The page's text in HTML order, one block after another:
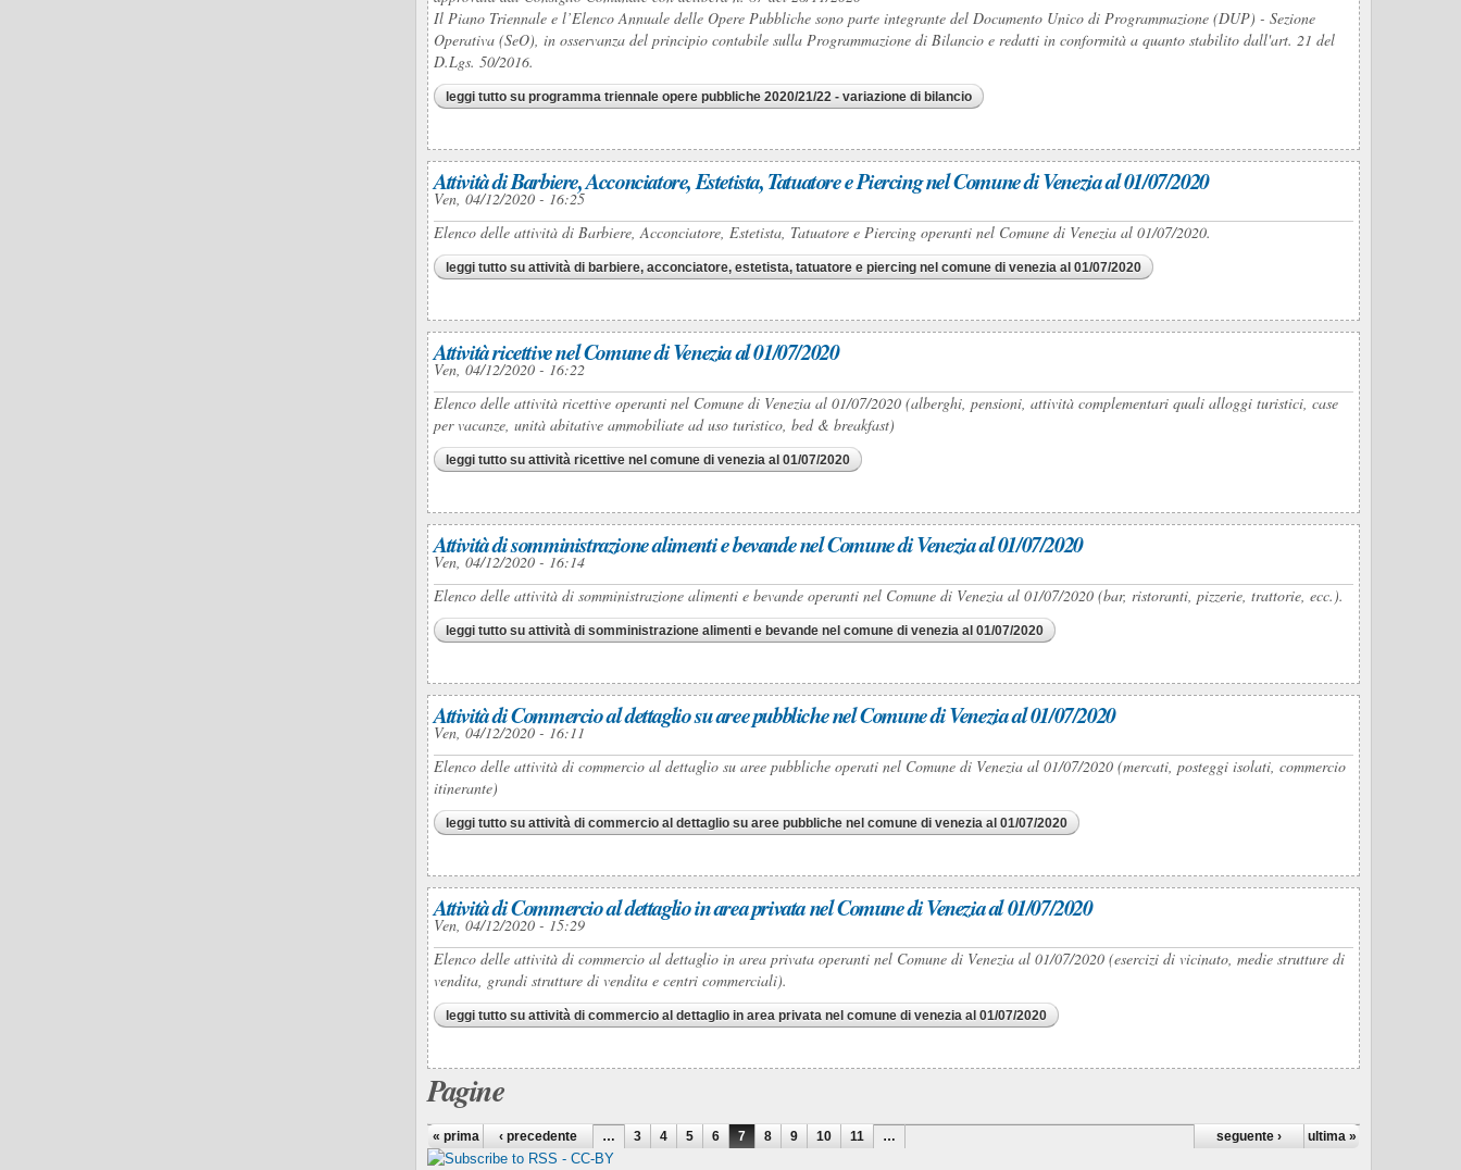
Il Piano Triennale e l’Elenco Annuale delle Opere Pubbliche sono parte integrante del Documento Unico di Programmazione (DUP) - Sezione
Operativa (SeO), in osservanza del principio contabile sulla Programmazione di Bilancio e redatti in conformità a quanto stabilito dall'art. 21 del
D.Lgs. 50/2016.
leggi tutto su programma triennale opere pubbliche 2020/21/22 - variazione di bilancio
Attività di Barbiere, Acconciatore, Estetista, Tatuatore e Piercing nel Comune di Venezia al 01/07/2020
Ven, 04/12/2020 - 16:25
Elenco delle attività di Barbiere, Acconciatore, Estetista, Tatuatore e Piercing operanti nel Comune di Venezia al 01/07/2020.
leggi tutto su attività di barbiere, acconciatore, estetista, tatuatore e piercing nel comune di venezia al 01/07/2020
Attività ricettive nel Comune di Venezia al 01/07/2020
Ven, 04/12/2020 - 16:22
Elenco delle attività ricettive operanti nel Comune di Venezia al 01/07/2020 (alberghi, pensioni, attività complementari quali alloggi turistici, case
per vacanze, unità abitative ammobiliate ad uso turistico, bed & breakfast)
leggi tutto su attività ricettive nel comune di venezia al 01/07/2020
Attività di somministrazione alimenti e bevande nel Comune di Venezia al 01/07/2020
Ven, 04/12/2020 - 16:14
Elenco delle attività di somministrazione alimenti e bevande operanti nel Comune di Venezia al 01/07/2020 (bar, ristoranti, pizzerie, trattorie, ecc.).
leggi tutto su attività di somministrazione alimenti e bevande nel comune di venezia al 01/07/2020
Attività di Commercio al dettaglio su aree pubbliche nel Comune di Venezia al 01/07/2020
Ven, 04/12/2020 - 16:11
Elenco delle attività di commercio al dettaglio su aree pubbliche operati nel Comune di Venezia al 01/07/2020 (mercati, posteggi isolati, commercio
itinerante)
leggi tutto su attività di commercio al dettaglio su aree pubbliche nel comune di venezia al 01/07/2020
Attività di Commercio al dettaglio in area privata nel Comune di Venezia al 01/07/2020
Ven, 04/12/2020 - 15:29
Elenco delle attività di commercio al dettaglio in area privata operanti nel Comune di Venezia al 01/07/2020 (esercizi di vicinato, medie strutture di
vendita, grandi strutture di vendita e centri commerciali).
leggi tutto su attività di commercio al dettaglio in area privata nel comune di venezia al 01/07/2020
Pagine
« prima ‹ precedente … 3 4 5 6 7 8 9 10 11 … seguente › ultima »